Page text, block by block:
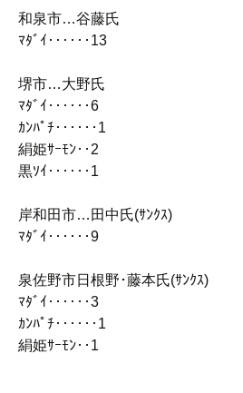
和泉市…谷藤氏
ﾏﾀﾞｲ‥‥‥13
堺市…大野氏
ﾏﾀﾞｲ‥‥‥6
ｶﾝﾊﾟﾁ‥‥‥1
絹姫ｻｰﾓﾝ‥2
黒ｿｲ‥‥‥1
岸和田市…田中氏(ｻﾝｸｽ)
ﾏﾀﾞｲ‥‥‥9
泉佐野市日根野･藤本氏(ｻﾝｸｽ)
ﾏﾀﾞｲ‥‥‥3
ｶﾝﾊﾟﾁ‥‥‥1
絹姫ｻｰﾓﾝ‥1